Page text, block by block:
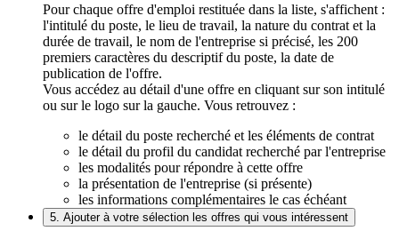
Pour chaque offre d'emploi restituée dans la liste, s'affichent :
l'intitulé du poste, le lieu de travail, la nature du contrat et la
durée de travail, le nom de l'entreprise si précisé, les 200
premiers caractères du descriptif du poste, la date de
publication de l'offre.
Vous accédez au détail d'une offre en cliquant sur son intitulé
ou sur le logo sur la gauche. Vous retrouvez :
le détail du poste recherché et les éléments de contrat
le détail du profil du candidat recherché par l'entreprise
les modalités pour répondre à cette offre
la présentation de l'entreprise (si présente)
les informations complémentaires le cas échéant
5. Ajouter à votre sélection les offres qui vous intéressent